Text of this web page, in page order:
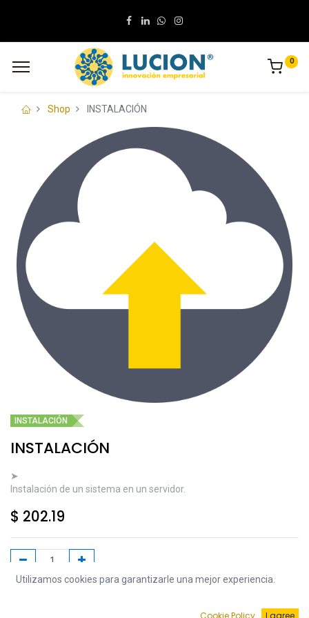
0
Shop INSTALACIÓN
INSTALACIÓN
INSTALACIÓN
➤
Instalación de un sistema en un servidor.
$ 202.19
Utilizamos cookies para garantizarle una mejor experiencia.
Cookie Policy I agree